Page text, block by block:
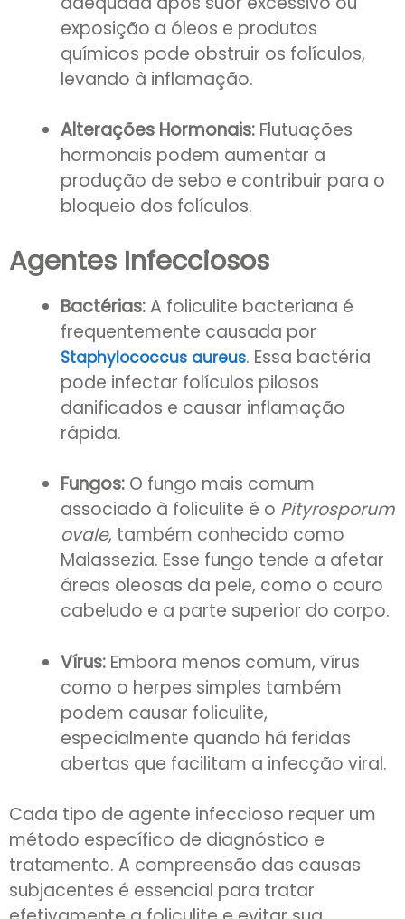
exposição a óleos e produtos
químicos pode obstruir os folículos,
levando à inflamação.
Alterações Hormonais: Flutuações
hormonais podem aumentar a
produção de sebo e contribuir para o
bloqueio dos folículos.
Agentes Infecciosos
Bactérias:A foliculite bacteriana é
frequentemente causada por
Staphylococcus aureus. Essa bactéria
pode infectar folículos pilosos
danificados e causar inflamação
rápida.
Fungos: O fungo mais comum
associado à foliculite é o Pityrosporum
ovale, também conhecido como
Malassezia. Esse fungo tende a afetar
áreas oleosas da pele, como o couro
cabeludo e a parte superior do corpo.
Vírus: Embora menos comum, vírus
como o herpes simples também
podem causar foliculite,
especialmente quando há feridas
abertas que facilitam a infecção viral.
Cada tipo de agente infeccioso requer um
método específico de diagnóstico e
tratamento. A compreensão das causas
subjacentes é essencial para tratar